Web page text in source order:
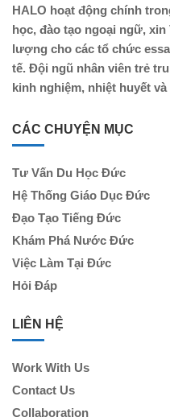
HALO hoạt động chính
học, đào tạo ngoại ngữ,
lượng cho các tổ chức
tế. Đội ngũ nhân viên trẻ
kinh nghiệm, nhiệt huyết
CÁC CHUYỆN MỤC
Tư Vấn Du Học Đức
Hệ Thống Giáo Dục Đức
Đạo Tạo Tiếng Đức
Khám Phá Nước Đức
Việc Làm Tại Đức
Hỏi Đáp
LIÊN HỆ
Work With Us
Contact Us
Collaboration